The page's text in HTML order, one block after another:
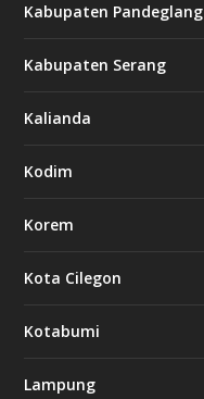
Kabupaten Pandeglang
Kabupaten Serang
Kalianda
Kodim
Korem
Kota Cilegon
Kotabumi
Lampung